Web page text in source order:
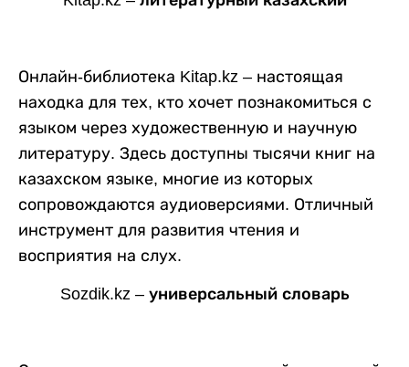
Онлайн-библиотека Kitap.kz – настоящая
находка для тех, кто хочет познакомиться с
языком через художественную и научную
литературу. Здесь доступны тысячи книг на
казахском языке, многие из которых
сопровождаются аудиоверсиями. Отличный
инструмент для развития чтения и
восприятия на слух.
Sozdik.kz – универсальный словарь